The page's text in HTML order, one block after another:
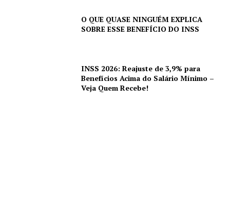
O QUE QUASE NINGUÉM EXPLICA
SOBRE ESSE BENEFÍCIO DO INSS
INSS 2026: Reajuste de 3,9% para
Benefícios Acima do Salário Mínimo –
Veja Quem Recebe!